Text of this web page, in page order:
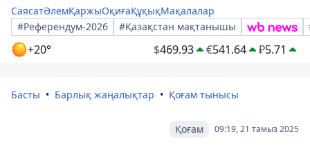
СаясатӘлемҚаржыОқиғаҚұқықМақалалар
#Референдум-2026
#Қазақстан мақтанышы
+20° $469.93 €541.64 ₽5.71
Басты Барлық жаңалықтар Қоғам тынысы
09:19, 21 тамыз 2025
Қоғам